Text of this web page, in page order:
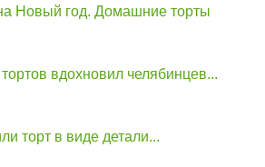
Новый год. Домашние торты
вдохновил челябинцев...
торт в виде детали...